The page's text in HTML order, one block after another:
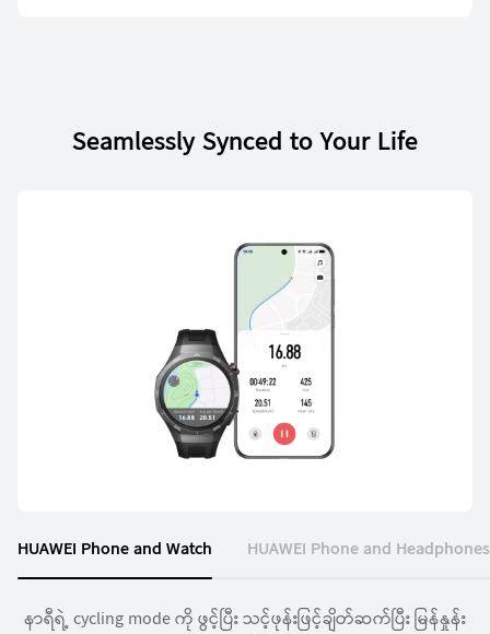
HUAWEI nova Y61
ပိုမိုလေ့လာရန်
Seamlessly Synced to Your Life
နာရီရဲ့ cycling mode ကို ဖွင့်ပြီး သင့်ဖုန်းဖြင့်ချိတ်ဆက်ပြီး မြန်နှုန်း
Charging case ရဲ့ အဖုံးကိုဖွင့်ပြီး Connect ကိုနှိပ်ခြင်းဖြင့် pop-up
လက်ပ်တော့ပ် မျက်နှာပြင်တွင် မိုဘိုင်းအက်ပလီကေးရှင်း သုံးခုအထိ
စာသား၊ ပုံရိပ်၊ အသံနှင့် ဗီဒီယို ဖိုင်များကို SuperHub သို့ ဆွဲယူပြီး
HUAWEI Phone and Watch HUAWEI Phone and Headphones